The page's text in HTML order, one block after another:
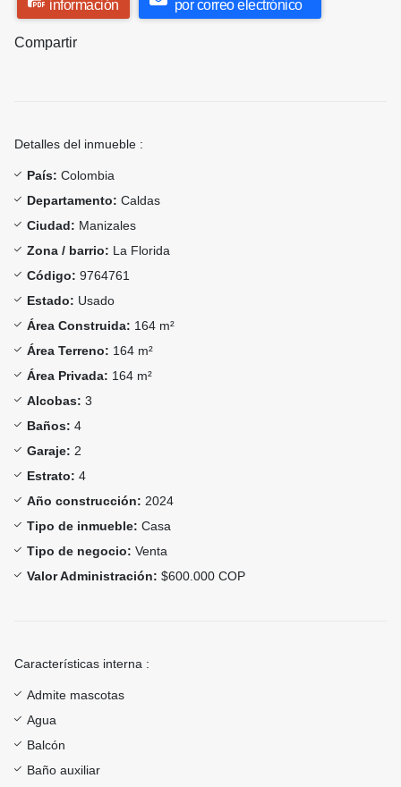
información
por correo electrónico
Compartir
Detalles del inmueble :
País: Colombia
Departamento: Caldas
Ciudad: Manizales
Zona / barrio: La Florida
Código: 9764761
Estado: Usado
Área Construida: 164 m²
Área Terreno: 164 m²
Área Privada: 164 m²
Alcobas: 3
Baños: 4
Garaje: 2
Estrato: 4
Año construcción: 2024
Tipo de inmueble: Casa
Tipo de negocio: Venta
Valor Administración: $600.000 COP
Características interna :
Admite mascotas
Agua
Balcón
Baño auxiliar